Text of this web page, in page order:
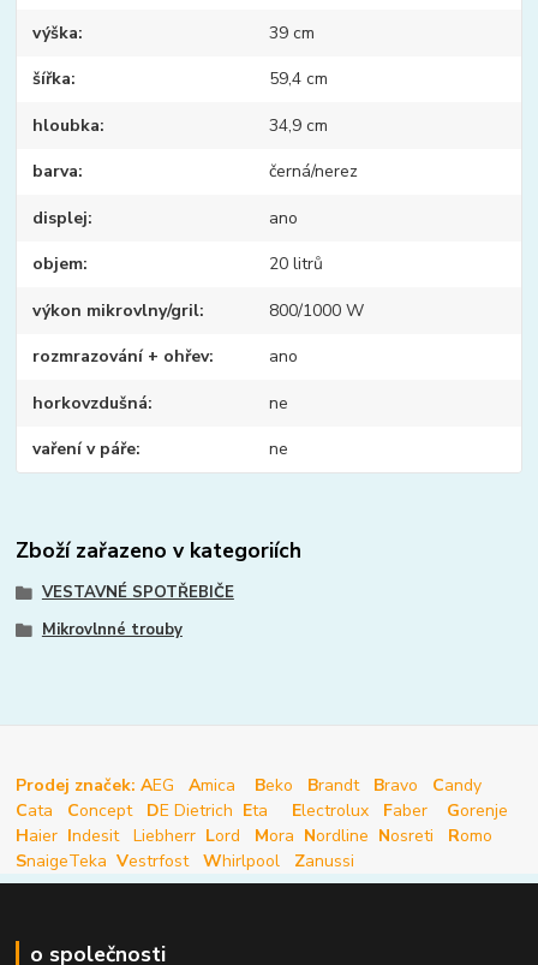
výška 39 cm
šířka 59,4 cm
hloubka 34,9 cm
barva černá/nerez
displej ano
objem 20 litrů
výkon mikrovlny/gril 800/1000 W
rozmrazování + ohřev ano
horkovzdušná ne
vaření v páře ne
Zboží zařazeno v kategoriích
VESTAVNÉ SPOTŘEBIČE
Mikrovlnné trouby
Prodej značek: AEG Amica Beko Brandt Bravo Candy
Cata Concept DE Dietrich Eta Electrolux Faber Gorenje
Haier Indesit Liebherr Lord Mora Nordline Nosreti Romo
SnaigeTeka Vestrfost Whirlpool Zanussi
o společnosti